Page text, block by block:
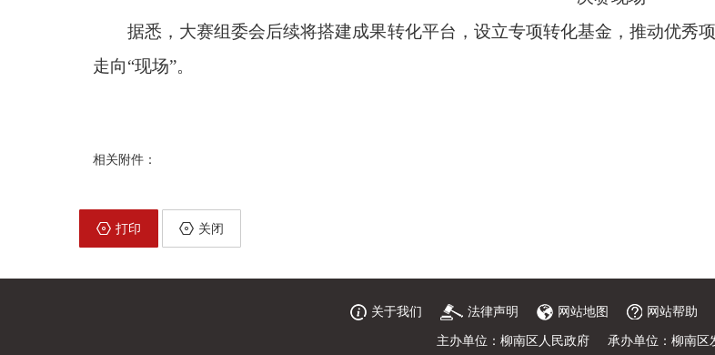
据悉，大赛组委会后续将搭建成果转化平台，设立专项转化基金，推动优秀
走向“现场”。
相关附件：
打印 关闭
关于我们 法律声明 网站地图 网站帮助
主办单位：柳南区人民政府
承办单位：柳南区